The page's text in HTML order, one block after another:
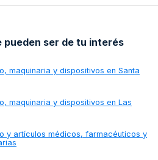
ser de tu interés
maquinaria y dispositivos en Santa
maquinaria y dispositivos en Las
y artículos médicos, farmacéuticos y